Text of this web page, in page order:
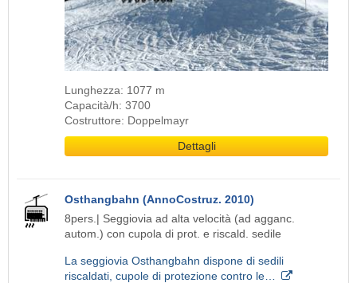
Lunghezza: 1077 m
Capacità/h: 3700
Costruttore: Doppelmayr
Dettagli
Osthangbahn (AnnoCostruz. 2010)
8pers.| Seggiovia ad alta velocità (ad agganc.
autom.) con cupola di prot. e riscald. sedile
La seggiovia Osthangbahn dispone di sedili
riscaldati, cupole di protezione contro le…